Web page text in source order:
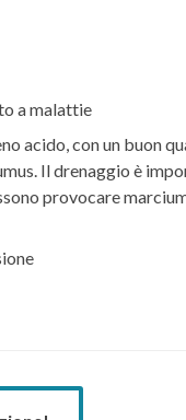
a malattie
acido, con un buon
Il drenaggio è
provocare